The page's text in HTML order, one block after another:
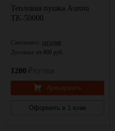
Тепловая пушка Aurora
TK-50000
Самовывоз: сегодня
Доставка: от 800 руб.
1200
Арендовать
Оформить в 1 клик